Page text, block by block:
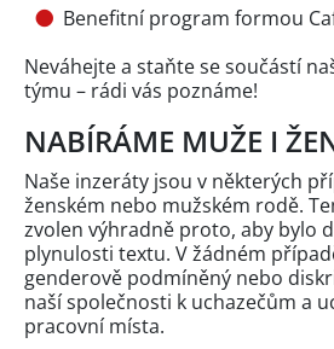
Benefitní program formou
Neváhejte a staňte se součástí
týmu – rádi vás poznáme!
NABÍRÁME MUŽE I
Naše inzeráty jsou v některých
ženském nebo mužském rodě.
zvolen výhradně proto, aby bylo
plynulosti textu. V žádném
genderově podmíněný nebo
naší společnosti k uchazečům a
pracovní místa.